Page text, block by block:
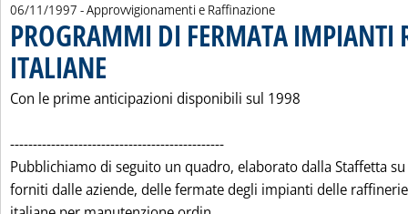
06/11/1997 - Approvvigionamenti e Raffinazione
PROGRAMMI DI FERMATA IMPIANTI
ITALIANE
Con le prime anticipazioni disponibili sul 1998
-----------------------------------------------
Pubblichiamo di seguito un quadro, elaborato dalla Staffetta
forniti dalle aziende, delle fermate degli impianti delle raffinerie